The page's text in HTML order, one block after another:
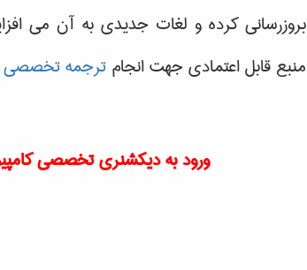
بروزرسانی کرده و لغات جدیدی به آن می
منبع قابل اعتمادی جهت انجامترجمه تخصصی
ورود به دیکشنری تخصصی